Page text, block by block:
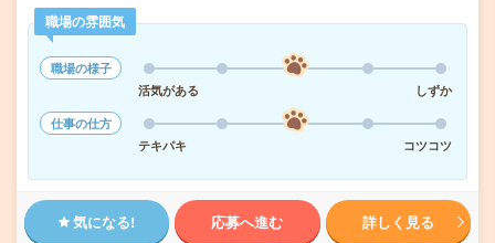
職場の雰囲気
職場の様子
活気がある
しずか
仕事の仕方
テキパキ
コツコツ
気になる! 応募へ進む 詳しく見る